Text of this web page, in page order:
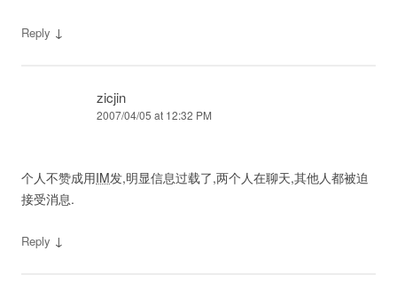
Reply ↓
zicjin
2007/04/05 at 12:32 PM
个人不赞成用IM发,明显信息过载了,两个人在聊天,其他人都被迫
接受消息.
Reply ↓